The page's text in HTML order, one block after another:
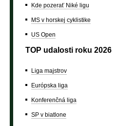
Kde pozerať Niké ligu
MS v horskej cyklistike
US Open
TOP udalosti roku 2026
Liga majstrov
Európska liga
Konferenčná liga
SP v biatlone